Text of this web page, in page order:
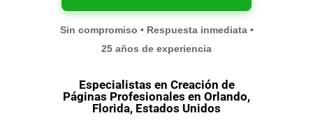
Sin compromiso • Respuesta inmediata •
25 años de experiencia
Especialistas en Creación de
Páginas Profesionales en Orlando,
Florida, Estados Unidos